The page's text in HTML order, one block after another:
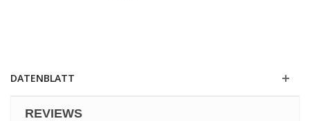
DATENBLATT
REVIEWS